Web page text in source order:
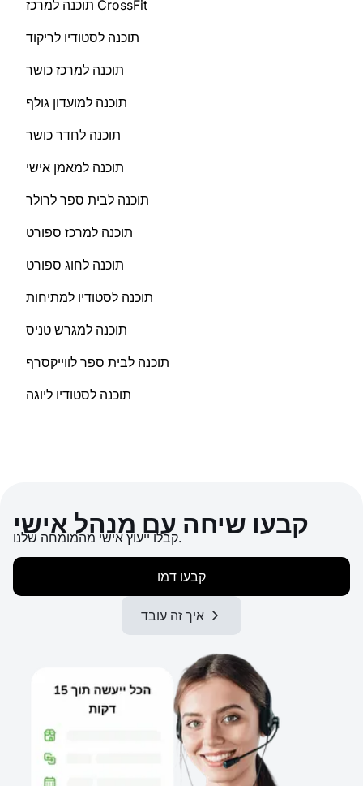
תוכנה למרכז CrossFit
תוכנה לסטודיו לריקוד
תוכנה למרכז כושר
תוכנה למועדון גולף
תוכנה לחדר כושר
תוכנה למאמן אישי
תוכנה לבית ספר לרולר
תוכנה למרכז ספורט
תוכנה לחוג ספורט
תוכנה לסטודיו למתיחות
תוכנה למגרש טניס
תוכנה לבית ספר לווייקסרף
תוכנה לסטודיו ליוגה
קבעו שיחה עם מנהל אישי
קבלו ייעוץ אישי מהמומחה שלנו.
קבעו דמו
איך זה עובד